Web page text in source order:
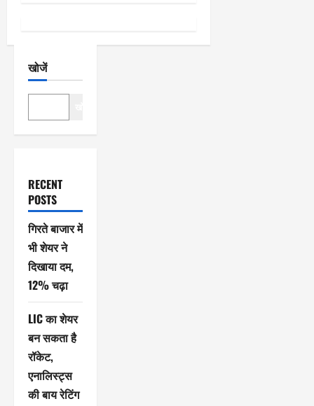
खोजें
RECENT
POSTS
गिरते बाजार में
भी शेयर ने
दिखाया दम,
12% चढ़ा
LIC का शेयर
बन सकता है
रॉकेट,
एनालिस्ट्स
की बाय रेटिंग